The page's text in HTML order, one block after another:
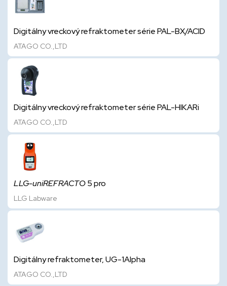
Digitálny vreckový refraktometer série PAL-BX/ACID
ATAGO CO.,LTD
Digitálny vreckový refraktometer série PAL-HIKARi
ATAGO CO.,LTD
LLG-uniREFRACTO5 pro
LLG Labware
Digitálny refraktometer, UG-1Alpha
ATAGO CO.,LTD